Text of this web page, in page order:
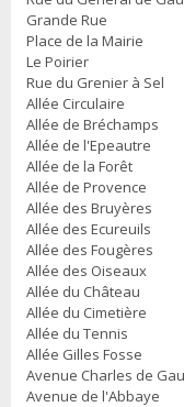
Grande Rue
Place de la Mairie
Le Poirier
Rue du Grenier à Sel
Allée Circulaire
Allée de Bréchamps
Allée de l'Epeautre
Allée de la Forêt
Allée de Provence
Allée des Bruyères
Allée des Ecureuils
Allée des Fougères
Allée des Oiseaux
Allée du Château
Allée du Cimetière
Allée du Tennis
Allée Gilles Fosse
Avenue Charles de
Avenue de l'Abbaye